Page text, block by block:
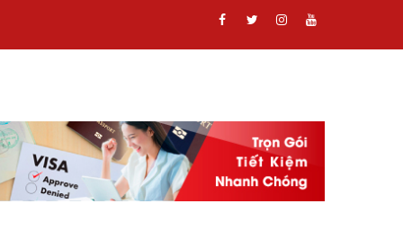
Facebook
TwitterInstagram
Youtube